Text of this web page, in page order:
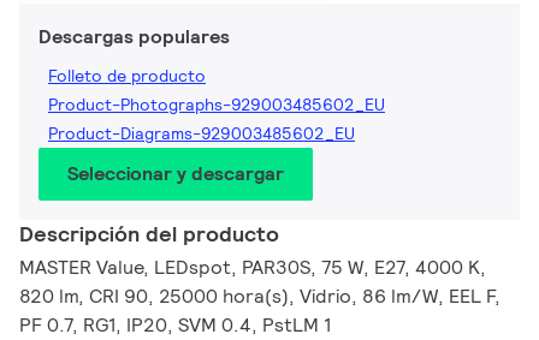
Descargas populares
Folleto de producto
Product-Photographs-929003485602_EU
Product-Diagrams-929003485602_EU
Seleccionar y descargar
Descripción del producto
MASTER Value, LEDspot, PAR30S, 75 W, E27, 4000 K,
820 lm, CRI 90, 25000 hora(s), Vidrio, 86 lm/W, EEL F,
PF 0.7, RG1, IP20, SVM 0.4, PstLM 1